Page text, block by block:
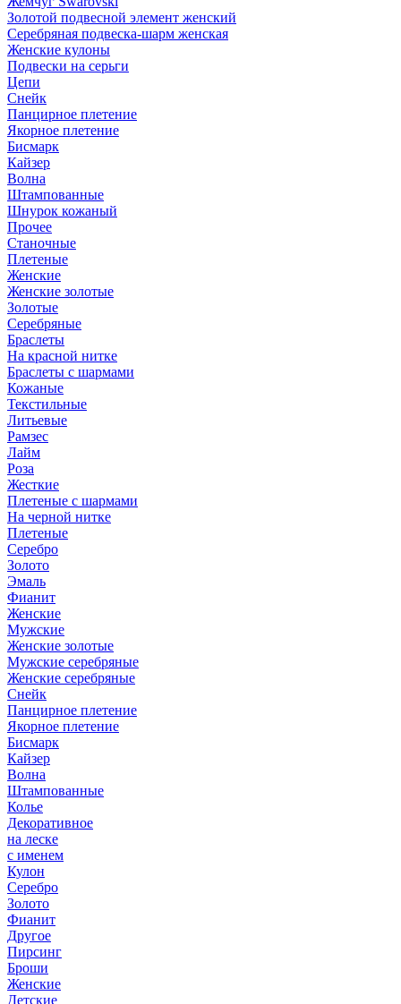
Золотой подвесной элемент женcкий
Серебряная подвеска-шарм женская
Женские кулоны
Подвески на серьги
Цепи
Снейк
Панцирное плетение
Якорное плетение
Бисмарк
Кайзер
Волна
Штампованные
Шнурок кожаный
Прочее
Станочные
Плетеные
Женские
Женские золотые
Золотые
Серебряные
Браслеты
На красной нитке
Браслеты с шармами
Кожаные
Текстильные
Литьевые
Рамзес
Лайм
Роза
Жесткие
Плетеные с шармами
На черной нитке
Плетеные
Серебро
Золото
Эмаль
Фианит
Женские
Мужские
Женские золотые
Мужские серебряные
Женские серебряные
Снейк
Панцирное плетение
Якорное плетение
Бисмарк
Кайзер
Волна
Штампованные
Колье
Декоративное
на леске
с именем
Кулон
Серебро
Золото
Фианит
Другое
Пирсинг
Броши
Женские
Детские